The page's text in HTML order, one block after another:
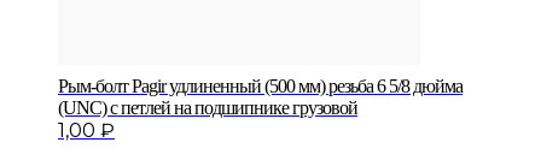
Рым-болт Pagir удлиненный (500 мм) резьба 6 5/8 дюйма
(UNC) с петлей на подшипнике грузовой
1,00 ₽